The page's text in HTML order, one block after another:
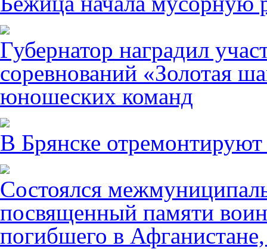
Губернатор наградил
соревнований «Золотая
юношеских команд
В Брянске
Состоялся
посвященный памяти
погибшего в